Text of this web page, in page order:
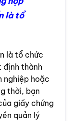
là tổ
là tổ chức
định thành
nghiệp hoặc
thời, bạn
giấy chứng
quản lý